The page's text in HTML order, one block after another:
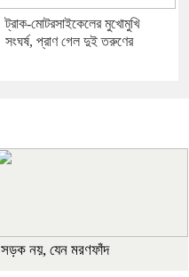
ট্রাক-মোটরসাইকেলের মুখোমুখি
সংঘর্ষ, প্রাণ গেল দুই তরুণের
সড়ক নয়, যেন মরণফাঁদ